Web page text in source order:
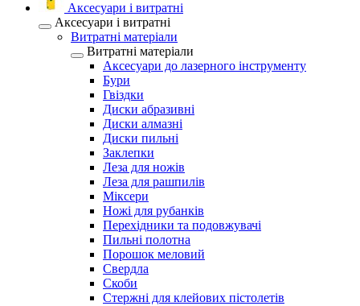
Аксесуари і витратні
Аксесуари і витратні
Витратні матеріали
Витратні матеріали
Аксесуари до лазерного інструменту
Бури
Гвіздки
Диски абразивні
Диски алмазні
Диски пильні
Заклепки
Леза для ножів
Леза для рашпилів
Міксери
Ножі для рубанків
Перехідники та подовжувачі
Пильні полотна
Порошок меловий
Свердла
Скоби
Стержні для клейових пістолетів